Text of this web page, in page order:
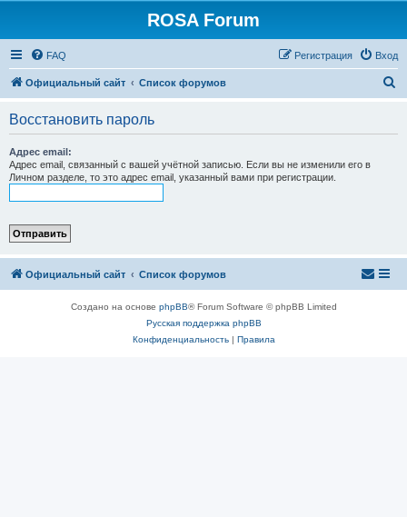
ROSA Forum
FAQ Вход
Регистрация
Официальный сайт Список форумов
Восстановить пароль
Адрес email:
Адрес email, связанный с вашей учётной записью. Если вы не изменили его в
Личном разделе, то это адрес email, указанный вами при регистрации.
Официальный сайт Список форумов
Создано на основе phpBB® Forum Software © phpBB Limited
Русская поддержка phpBB
Конфиденциальность| Правила